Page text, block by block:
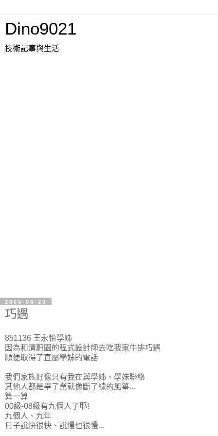
Dino9021
技術記事與生活
2005-06-20
巧遇
851136 王永怡學姊
因為和清蔚園的程式設計師去吃我家牛排巧遇
順便取得了直屬學姊的電話
我們家族好像只有我在與學姊、學妹聯絡
其他人都是畢了業就像斷了線的風箏...
算一算
00級-08級有九個人了耶!
九個人、九年
日子說快很快、說慢也很慢...